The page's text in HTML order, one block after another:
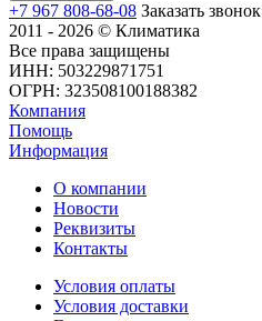
+7 967 808-68-08 Заказать звонок
2011 - 2026 © Климатика
Все права защищены
ИНН: 503229871751
ОГРН: 323508100188382
Компания
Помощь
Информация
О компании
Новости
Реквизиты
Контакты
Условия оплаты
Условия доставки